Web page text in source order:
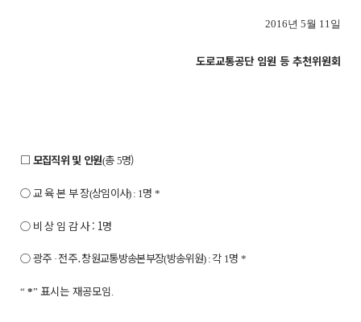
2016년 5월 11일
도로교통공단 임원 등 추천위원회
□ 모집직위 및 인원(총 5명)
○교 육 본 부 장(상임이사) : 1명 *
○ 비 상 임 감 사 : 1명
○광주 · 전주․창원교통방송본부장(방송위원) :각 1명*
“ *” 표시는 재공모임 .